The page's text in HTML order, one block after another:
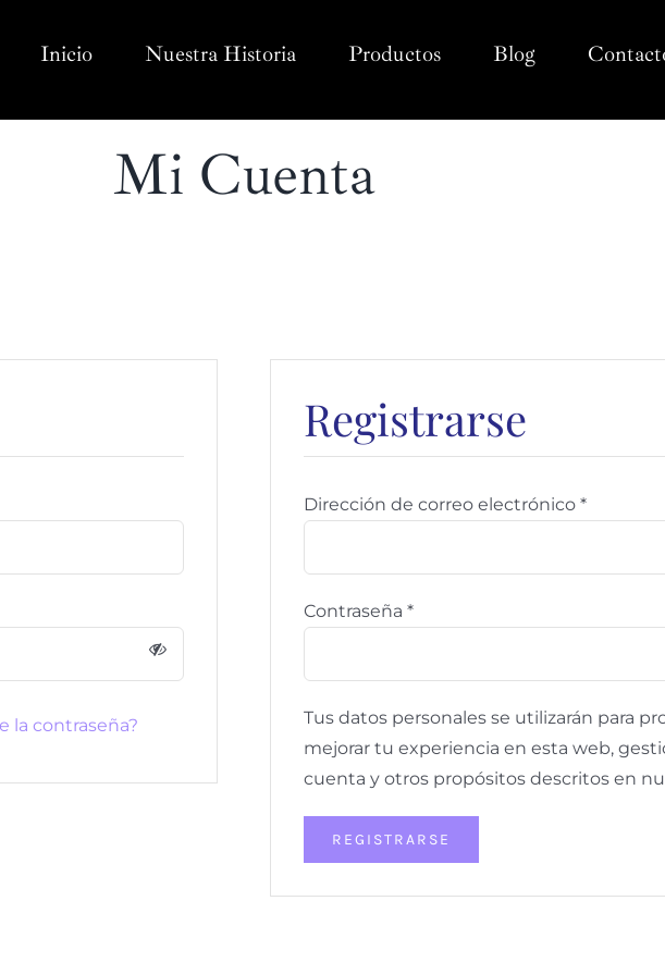
Inicio Nuestra Historia Productos Blog
Mi Cuenta
la contraseña?
Registrarse
Dirección de correo electrónico *
Contraseña *Obligatorio
Tus datos personales se utilizarán para
mejorar tu experiencia en esta web,
cuenta y otros propósitos descritos en
REGISTRARSE